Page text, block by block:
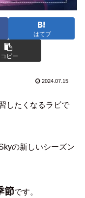
はてブ
コピー
2024.07.15
したくなるラビで
の新しいシーズン
節です。